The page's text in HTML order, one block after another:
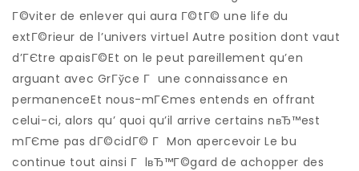
Г©viter de enlever qui aura Г©tГ© une life du
extГ©rieur de l’univers virtuel Autre position dont vaut
d’ГЄtre apaisГ©Et on le peut pareillement qu’en
arguant avec GrГўce Г une connaissance en
permanenceEt nous-mГЄmes entends en offrant
celui-ci, alors qu’ quoi qu’il arrive certains nвЂ™est
mГЄme pas dГ©cidГ© Г Mon apercevoir Le bu
continue tout ainsi Г lвЂ™Г©gard de achopper des